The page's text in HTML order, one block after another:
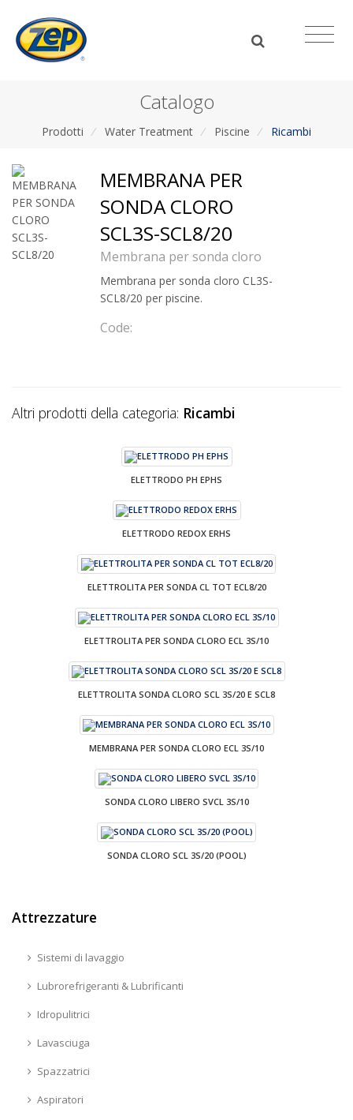
Catalogo
Prodotti / Water Treatment / Piscine / Ricambi
MEMBRANA PER
SONDA CLORO
SCL3S-SCL8/20
Membrana per sonda cloro
Membrana per sonda cloro CL3S-
SCL8/20 per piscine.
Code:
Altri prodotti della categoria: Ricambi
ELETTRODO PH EPHS
ELETTRODO REDOX ERHS
ELETTROLITA PER SONDA CL TOT ECL8/20
ELETTROLITA PER SONDA CLORO ECL 3S/10
ELETTROLITA SONDA CLORO SCL 3S/20 E SCL8
MEMBRANA PER SONDA CLORO ECL 3S/10
SONDA CLORO LIBERO SVCL 3S/10
SONDA CLORO SCL 3S/20 (POOL)
Attrezzature
Sistemi di lavaggio
Lubrorefrigeranti & Lubrificanti
Idropulitrici
Lavasciuga
Spazzatrici
Aspiratori